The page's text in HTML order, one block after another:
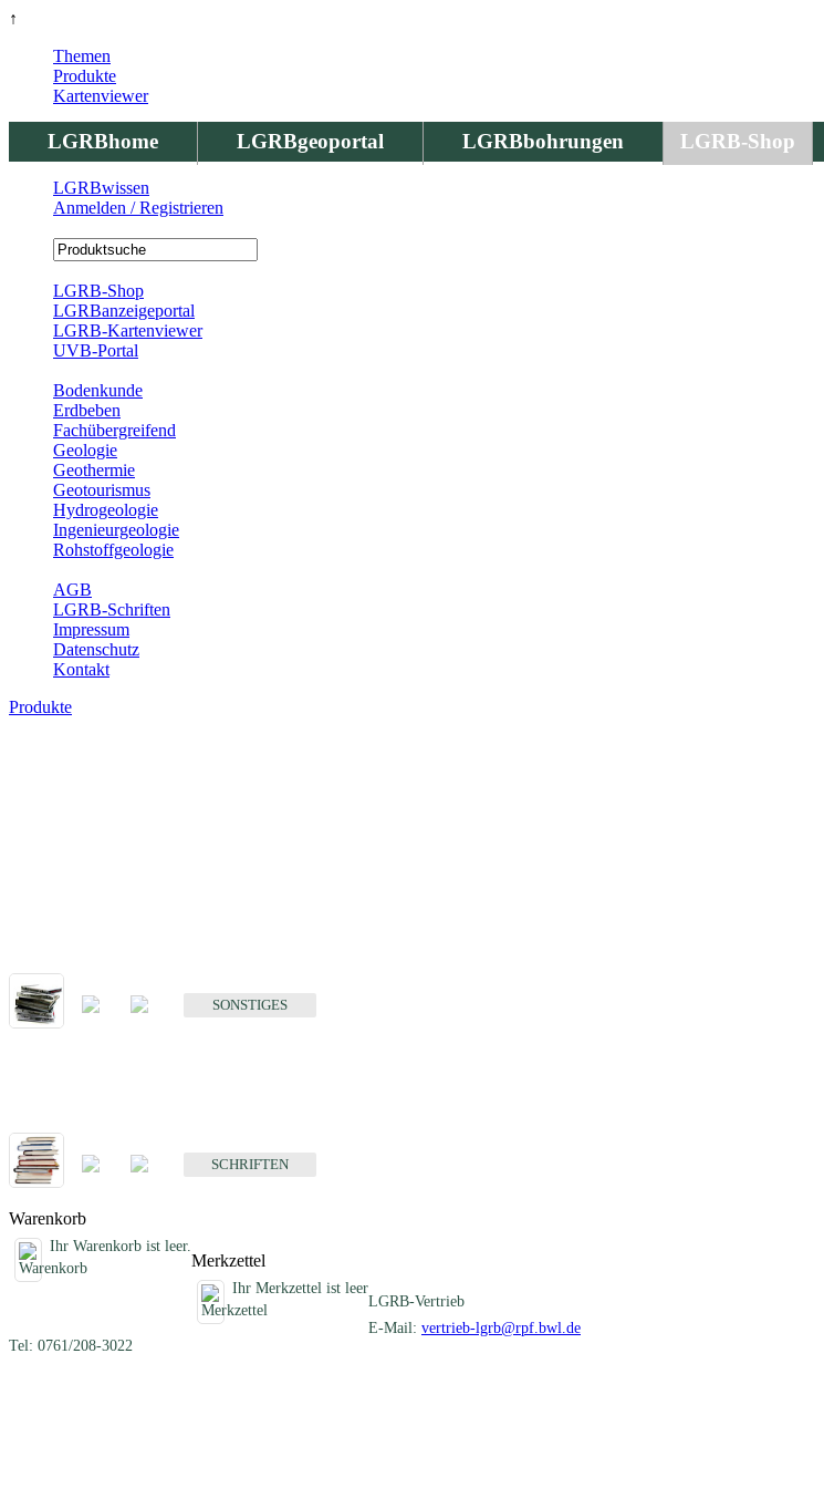
↑
LGRBhome LGRBgeoportal LGRBbohrungen LGRB-Shop
Themen
Produkte
Kartenviewer
LGRBwissen
Anmelden / Registrieren
LGRB-Shop
LGRBanzeigeportal
LGRB-Kartenviewer
UVB-Portal
Bodenkunde
Erdbeben
Fachübergreifend
Geologie
Geothermie
Geotourismus
Hydrogeologie
Ingenieurgeologie
Rohstoffgeologie
AGB
LGRB-Schriften
Impressum
Datenschutz
Kontakt
Produkte
SONSTIGES
SCHRIFTEN
Warenkorb
Ihr Warenkorb ist leer.
Merkzettel
Ihr Merkzettel ist leer
LGRB-Vertrieb
E-Mail: vertrieb-lgrb@rpf.bwl.de
Tel: 0761/208-3022